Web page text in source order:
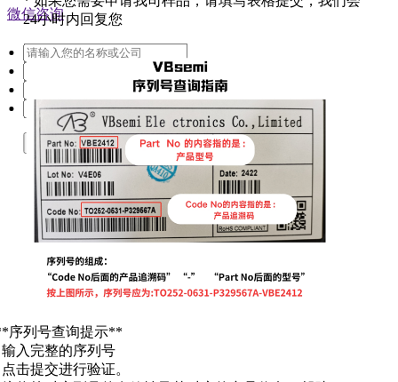
微信咨询
24小时内回复您
提交
序列号查询提示**
输入完整的序列号
点击提交进行验证。